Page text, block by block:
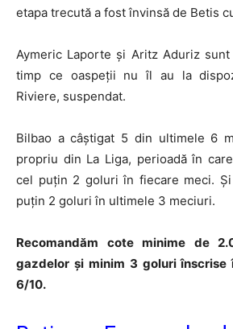
etapa trecută a fost învinsă de Betis
Aymeric Laporte și Aritz Aduriz
timp ce oaspeții nu îl au la
Riviere, suspendat.
Bilbao a câștigat 5 din ultimele 6
propriu din La Liga, perioadă în
cel puțin 2 goluri în fiecare meci.
puțin 2 goluri în ultimele 3 meciuri.
Recomandăm cote minime de
gazdelor și minim 3 goluri
6/10.